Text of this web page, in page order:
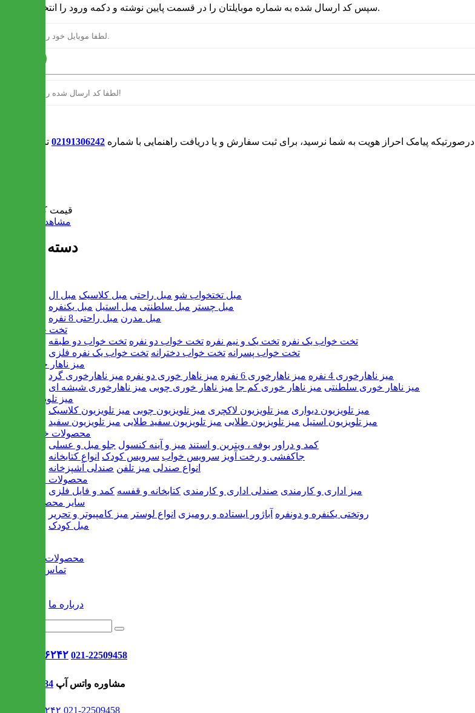
2 - سپس کد ارسال شده به شماره موبایلتان را در قسمت پایین نوشته و دکمه ورود را انتخاب کنید.
درصورتیکه پیامک احراز هویت به شما نرسید، برای ثبت سفارش و یا دریافت راهنمایی با شماره 02191306242 تماس بگیرید
قیمت کل:
مشاهده سبد خرید
دسته بندی ها
مبل تختخواب شو مبل راحتی مبل کلاسیک مبل ال
مبل چستر مبل سلطنتی مبل استیل مبل یکنفره
مبل مدرن مبل راحتی 8 نفره
تخت خواب
تخت خواب یک نفره تخت یک و نیم نفره تخت خواب دو نفره تخت خواب دو طبقه
تخت خواب پسرانه تخت خواب دخترانه تخت خواب یک نفره فلزی
میز ناهار خوری
میز ناهارخوری 4 نفره
میز ناهارخوری 6 نفره میز ناهار خوری دو نفره میز ناهارخوری گرد
میز ناهار خوری سلطنتی میز ناهار خوری کم جا میز ناهار خوری چوبی میز ناهارخوری شیشه ای
میز تلویزیون
میز تلویزیون دیواری میز تلویزیون لاکچری میز تلویزیون چوبی میز تلویزیون کلاسیک
میز تلویزیون استیل میز تلویزیون طلایی میز تلویزیون سفید طلایی میز تلویزیون سفید
محصولات خانگی
کمد و دراور بوفه ، ویترین و استند میز و آینه کنسول جلو مبل و عسلی
جاکفشی و رخت آویز سرویس خواب سرویس کودک انواع کتابخانه
انواع صندلی میز تلفن صندلی آشپزخانه
محصولات اداری
میز اداری و کارمندی صندلی اداری و کارمندی کتابخانه و قفسه کمد و فایل فلزی
سایر محصولات
روتختی یکنفره و دونفره آباژور ایستاده و رومیزی انواع لوستر میز کامپیوتر و تحریر
مبل کودک
محصولات جدید
تماس با ما
درباره ما
021-۹۱۳۰۶۲۴۲ 021-22509458
09302308484 مشاوره واتس آپ
021-۹۱۳۰۶۲۴۲ 021-22509458